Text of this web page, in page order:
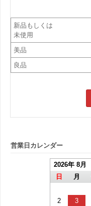
新品もしくは
未使用
美品
良品
営業日カレンダー
2026年 8月
日
月
2
3